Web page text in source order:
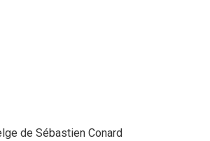
de Sébastien Conard